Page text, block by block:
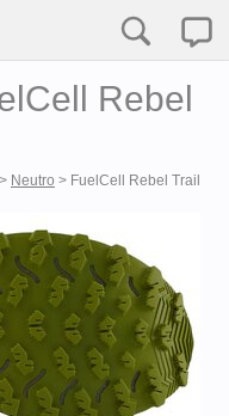
Rebel
> Neutro > FuelCell Rebel Trail